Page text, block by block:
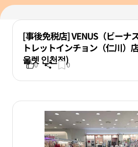
[事後免税店] VENUS（ビーナ
トレットインチョン（仁川）
울렛 인천점)
0 0